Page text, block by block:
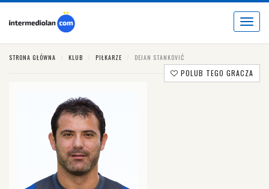
Toggle
STRONA GŁÓWNA KLUB PIŁKARZE DEJAN STANKOVIĆ
POLUB TEGO GRACZA